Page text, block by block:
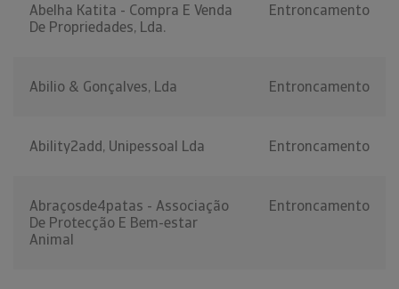
Abelha Katita - Compra E Venda
De Propriedades, Lda.
Entroncamento
Abilio & Gonçalves, Lda Entroncamento
Ability2add, Unipessoal Lda Entroncamento
Abraçosde4patas - Associação
De Protecção E Bem-estar
Animal
Entroncamento